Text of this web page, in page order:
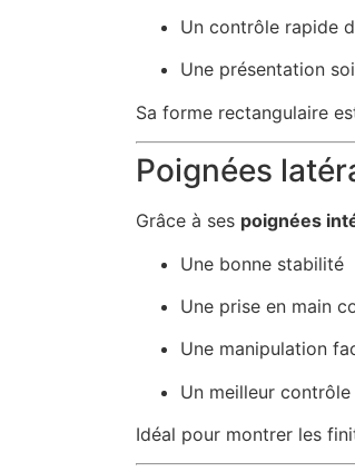
Un contrôle rapide
Une présentation
Sa forme rectangulaire
Poignées
Grâce à ses poignées
Une bonne stabilité
Une prise en main
Une manipulation
Un meilleur
Idéal pour montrer les